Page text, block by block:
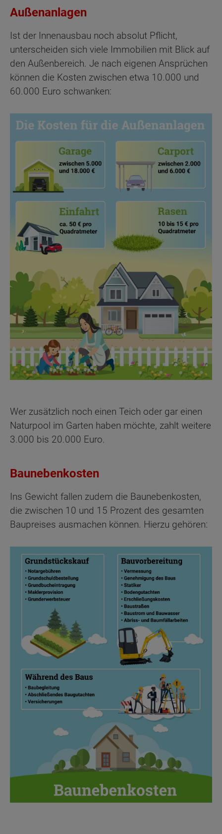
Außenanlagen
Ist der Innenausbau noch absolut Pflicht,
unterscheiden sich viele Immobilien mit Blick auf
den Außenbereich. Je nach eigenen Ansprüchen
können die Kosten zwischen etwa 10.000 und
60.000 Euro schwanken:
Wer zusätzlich noch einen Teich oder gar einen
Naturpool im Garten haben möchte, zahlt weitere
3.000 bis 20.000 Euro.
Baunebenkosten
Ins Gewicht fallen zudem die Baunebenkosten,
die zwischen 10 und 15 Prozent des gesamten
Baupreises ausmachen können. Hierzu gehören: